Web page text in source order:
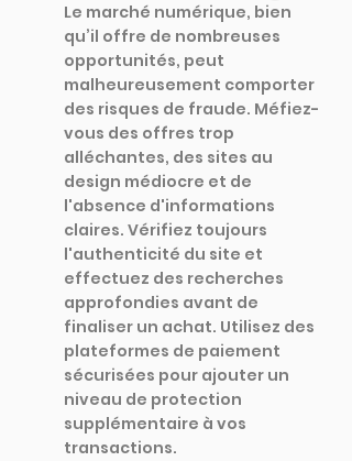
Le marché numérique, bien
qu’il offre de nombreuses
opportunités, peut
malheureusement comporter
des risques de fraude. Méfiez-
vous des offres trop
alléchantes, des sites au
design médiocre et de
l'absence d'informations
claires. Vérifiez toujours
l'authenticité du site et
effectuez des recherches
approfondies avant de
finaliser un achat. Utilisez des
plateformes de paiement
sécurisées pour ajouter un
niveau de protection
supplémentaire à vos
transactions.